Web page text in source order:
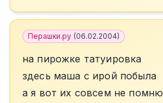
Перашки.ру (06.02.2004)
на пирожке татуировка
здесь маша с ирой побыла
а я вот их совсем не помню